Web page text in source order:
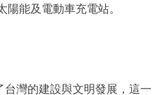
陽能及電動車充電站。
台灣的建設與文明發展，這一